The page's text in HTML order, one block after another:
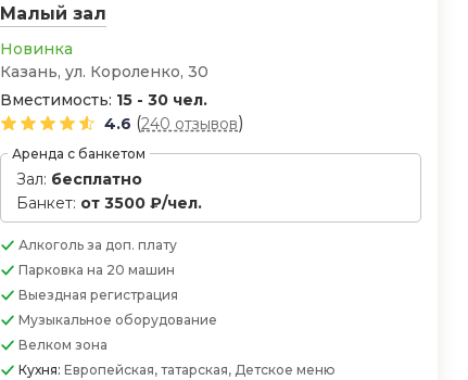
Малый зал
Новинка
Казань, ул. Короленко, 30
Вместимость: 15 - 30 чел.
4.6 (240 отзывов)
Аренда с банкетом
Зал: бесплатно
Банкет: от 3500 ₽/чел.
Алкогольза доп. плату
Парковкана 20 машин
Выездная регистрация
Музыкальное оборудование
Велком зона
Кухня:Европейская, татарская, Детское меню